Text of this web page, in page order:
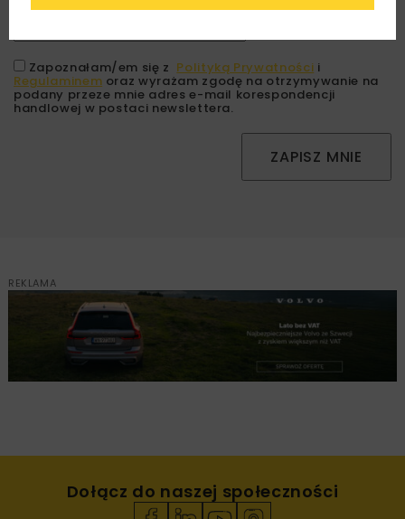
Zapoznałam/em się z Polityką Prywatności i
Regulaminem oraz wyrażam zgodę na otrzymywanie na
podany przeze mnie adres e-mail korespondencji
handlowej w postaci newslettera.
ZAPISZ MNIE
REKLAMA
Dołącz do naszej społeczności